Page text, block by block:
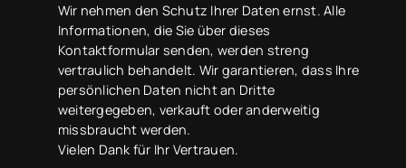
Wir nehmen den Schutz Ihrer Daten ernst. Alle
Informationen, die Sie über dieses
Kontaktformular senden, werden streng
vertraulich behandelt. Wir garantieren, dass Ihre
persönlichen Daten nicht an Dritte
weitergegeben, verkauft oder anderweitig
missbraucht werden.
Vielen Dank für Ihr Vertrauen.